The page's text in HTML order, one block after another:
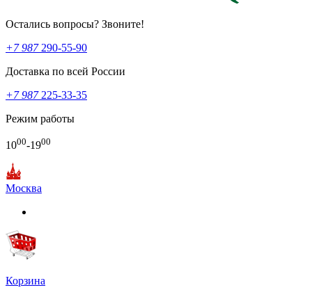
Остались вопросы? Звоните!
+7 987290-55-90
Доставка по всей России
+7 987225-33-35
Режим работы
1000-1900
Москва
Корзина